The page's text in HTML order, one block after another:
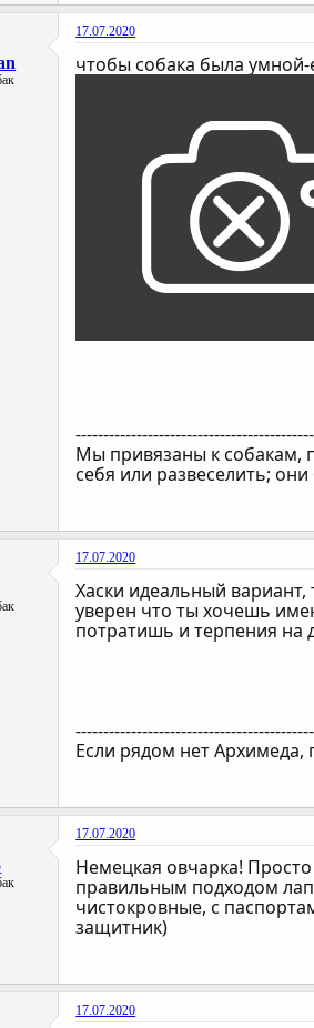
17.07.2020
чтобы собака была
-------------------------------------------
Мы привязаны к собакам,
себя или развеселить;
17.07.2020
Хаски идеальный
уверен что ты хочешь
потратишь и терпения на
-------------------------------------------
Если рядом нет Архимеда,
17.07.2020
Немецкая овчарка!
правильным подходом
чистокровные, с
защитник)
17.07.2020